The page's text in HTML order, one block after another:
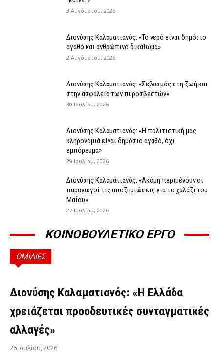
3 Αυγούστου, 2026
Διονύσης Καλαματιανός: «Το νερό είναι δημόσιο
αγαθό και ανθρώπινο δικαίωμα»
2 Αυγούστου, 2026
Διονύσης Καλαματιανός: «Σεβασμός στη ζωή και
στην ασφάλεια των πυροσβεστών»
30 Ιουλίου, 2026
Διονύσης Καλαματιανός: «Η πολιτιστική μας
κληρονομιά είναι δημόσιο αγαθό, όχι
εμπόρευμα»
29 Ιουλίου, 2026
Διονύσης Καλαματιανός: «Ακόμη περιμένουν οι
παραγωγοί τις αποζημιώσεις για το χαλάζι του
Μαΐου»
27 Ιουλίου, 2026
ΚΟΙΝΟΒΟΥΛΕΤΙΚΟ ΕΡΓΟ
ΟΜΙΛΙΕΣ
ΟΜΙΛΊΕΣ
Διονύσης Καλαματιανός: «Η Ελλάδα
χρειάζεται προοδευτικές συνταγματικές
αλλαγές»
26 Ιουλίου, 2026